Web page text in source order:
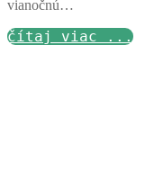
vianočnú…
čítaj viac ...